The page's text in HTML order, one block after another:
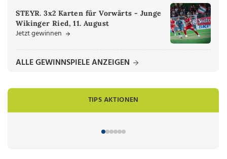
STEYR. 3x2 Karten für Vorwärts - Junge
Wikinger Ried, 11. August
Jetzt gewinnen
ALLE GEWINNSPIELE ANZEIGEN
TIPS AKTIONEN